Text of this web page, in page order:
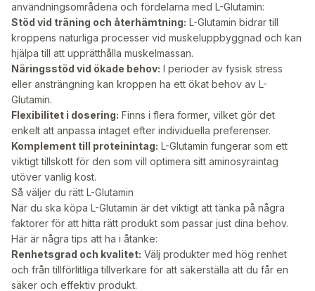
användningsområdena och fördelarna med L-Glutamin:
Stöd vid träning och återhämtning: L-Glutamin bidrar till
kroppens naturliga processer vid muskeluppbyggnad och kan
hjälpa till att upprätthålla muskelmassan.
Näringsstöd vid ökade behov: I perioder av fysisk stress
eller ansträngning kan kroppen ha ett ökat behov av L-
Glutamin.
Flexibilitet i dosering: Finns i flera former, vilket gör det
enkelt att anpassa intaget efter individuella preferenser.
Komplement till proteinintag: L-Glutamin fungerar som ett
viktigt tillskott för den som vill optimera sitt aminosyraintag
utöver vanlig kost.
Så väljer du rätt L-Glutamin
När du ska köpa L-Glutamin är det viktigt att tänka på några
faktorer för att hitta rätt produkt som passar just dina behov.
Här är några tips att ha i åtanke:
Renhetsgrad och kvalitet: Välj produkter med hög renhet
och från tillförlitliga tillverkare för att säkerställa att du får en
säker och effektiv produkt.